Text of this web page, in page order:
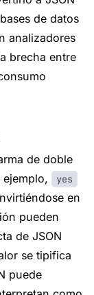
de datos
analizadores
brecha entre
de doble
yes
en
pueden
de JSON
se tipifica
puede